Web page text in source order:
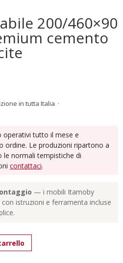
200/460×90
cemento
in tutta Italia ·
operativi tutto il mese e
ordine. Le produzioni ripartono a
le normali tempistiche di
contattaci.
— i mobili Itamoby
istruzioni e ferramenta incluse